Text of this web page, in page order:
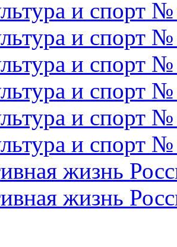
и спорт
и спорт
и спорт
и спорт
и спорт
и спорт
жизнь
жизнь